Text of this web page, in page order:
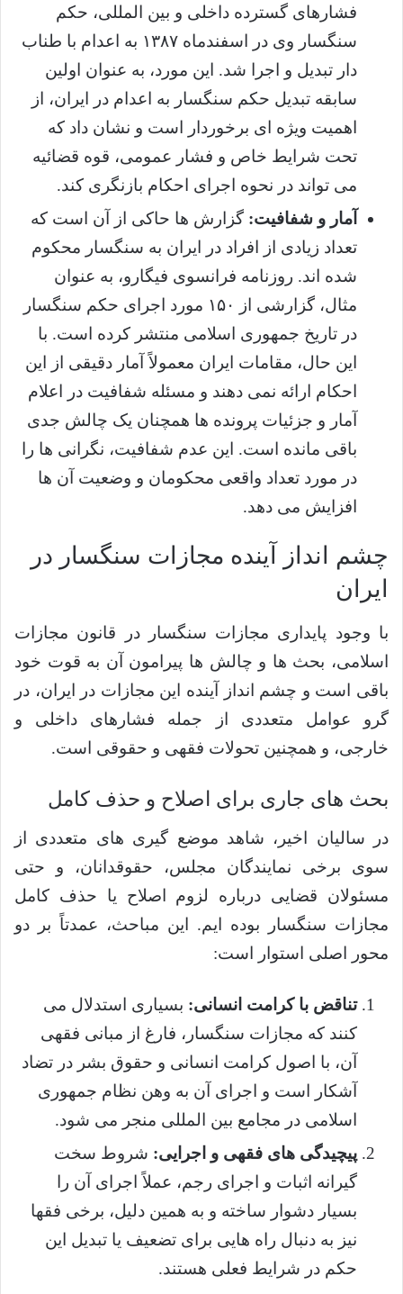
فشارهای گسترده داخلی و بین المللی، حکم
سنگسار وی در اسفندماه ۱۳۸۷ به اعدام با طناب
دار تبدیل و اجرا شد. این مورد، به عنوان اولین
سابقه تبدیل حکم سنگسار به اعدام در ایران، از
اهمیت ویژه ای برخوردار است و نشان داد که
تحت شرایط خاص و فشار عمومی، قوه قضائیه
می تواند در نحوه اجرای احکام بازنگری کند.
آمار و شفافیت: گزارش ها حاکی از آن است که
تعداد زیادی از افراد در ایران به سنگسار محکوم
شده اند. روزنامه فرانسوی فیگارو، به عنوان
مثال، گزارشی از ۱۵۰ مورد اجرای حکم سنگسار
در تاریخ جمهوری اسلامی منتشر کرده است. با
این حال، مقامات ایران معمولاً آمار دقیقی از این
احکام ارائه نمی دهند و مسئله شفافیت در اعلام
آمار و جزئیات پرونده ها همچنان یک چالش جدی
باقی مانده است. این عدم شفافیت، نگرانی ها را
در مورد تعداد واقعی محکومان و وضعیت آن ها
افزایش می دهد.
چشم انداز آینده مجازات سنگسار در
ایران
با وجود پایداری مجازات سنگسار در قانون مجازات
اسلامی، بحث ها و چالش ها پیرامون آن به قوت خود
باقی است و چشم انداز آینده این مجازات در ایران، در
گرو عوامل متعددی از جمله فشارهای داخلی و
خارجی، و همچنین تحولات فقهی و حقوقی است.
بحث های جاری برای اصلاح و حذف کامل
در سالیان اخیر، شاهد موضع گیری های متعددی از
سوی برخی نمایندگان مجلس، حقوقدانان، و حتی
مسئولان قضایی درباره لزوم اصلاح یا حذف کامل
مجازات سنگسار بوده ایم. این مباحث، عمدتاً بر دو
محور اصلی استوار است:
تناقض با کرامت انسانی: بسیاری استدلال می
کنند که مجازات سنگسار، فارغ از مبانی فقهی
آن، با اصول کرامت انسانی و حقوق بشر در تضاد
آشکار است و اجرای آن به وهن نظام جمهوری
اسلامی در مجامع بین المللی منجر می شود.
پیچیدگی های فقهی و اجرایی: شروط سخت
گیرانه اثبات و اجرای رجم، عملاً اجرای آن را
بسیار دشوار ساخته و به همین دلیل، برخی فقها
نیز به دنبال راه هایی برای تضعیف یا تبدیل این
حکم در شرایط فعلی هستند.